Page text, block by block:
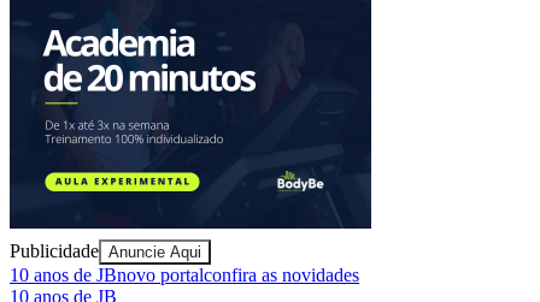
Juventude
Publicidade Anuncie Aqui